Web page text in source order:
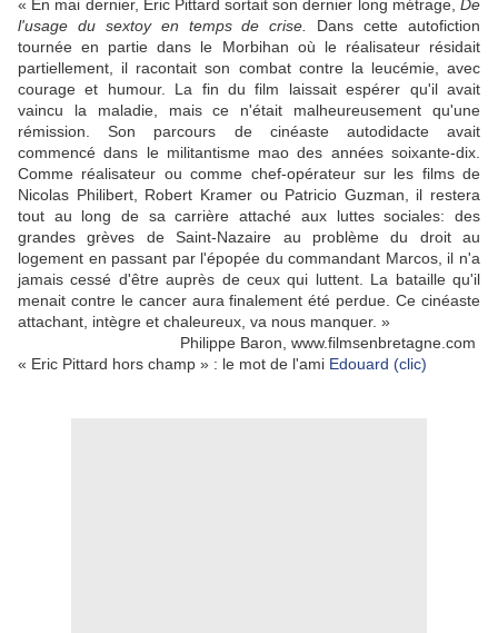
« En mai dernier, Eric Pittard sortait son dernier long métrage, De
l'usage du sextoy en temps de crise. Dans cette autofiction
tournée en partie dans le Morbihan où le réalisateur résidait
partiellement, il racontait son combat contre la leucémie, avec
courage et humour. La fin du film laissait espérer qu'il avait
vaincu la maladie, mais ce n'était malheureusement qu'une
rémission. Son parcours de cinéaste autodidacte avait
commencé dans le militantisme mao des années soixante-dix.
Comme réalisateur ou comme chef-opérateur sur les films de
Nicolas Philibert, Robert Kramer ou Patricio Guzman, il restera
tout au long de sa carrière attaché aux luttes sociales: des
grandes grèves de Saint-Nazaire au problème du droit au
logement en passant par l'épopée du commandant Marcos, il n'a
jamais cessé d'être auprès de ceux qui luttent. La bataille qu'il
menait contre le cancer aura finalement été perdue. Ce cinéaste
attachant, intègre et chaleureux, va nous manquer. »
Philippe Baron, www.filmsenbretagne.com
« Eric Pittard hors champ » : le mot de l'ami Edouard (clic)